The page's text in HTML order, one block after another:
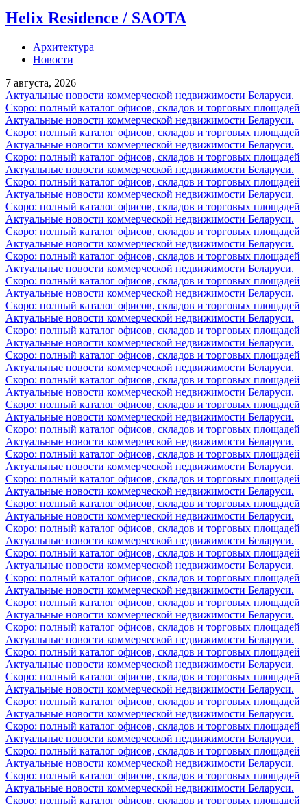
Helix Residence / SAOTA
Архитектура
Новости
7 августа, 2026
Актуальные новости коммерческой недвижимости Беларуси.
Скоро: полный каталог офисов, складов и торговых площадей
Актуальные новости коммерческой недвижимости Беларуси.
Скоро: полный каталог офисов, складов и торговых площадей
Актуальные новости коммерческой недвижимости Беларуси.
Скоро: полный каталог офисов, складов и торговых площадей
Актуальные новости коммерческой недвижимости Беларуси.
Скоро: полный каталог офисов, складов и торговых площадей
Актуальные новости коммерческой недвижимости Беларуси.
Скоро: полный каталог офисов, складов и торговых площадей
Актуальные новости коммерческой недвижимости Беларуси.
Скоро: полный каталог офисов, складов и торговых площадей
Актуальные новости коммерческой недвижимости Беларуси.
Скоро: полный каталог офисов, складов и торговых площадей
Актуальные новости коммерческой недвижимости Беларуси.
Скоро: полный каталог офисов, складов и торговых площадей
Актуальные новости коммерческой недвижимости Беларуси.
Скоро: полный каталог офисов, складов и торговых площадей
Актуальные новости коммерческой недвижимости Беларуси.
Скоро: полный каталог офисов, складов и торговых площадей
Актуальные новости коммерческой недвижимости Беларуси.
Скоро: полный каталог офисов, складов и торговых площадей
Актуальные новости коммерческой недвижимости Беларуси.
Скоро: полный каталог офисов, складов и торговых площадей
Актуальные новости коммерческой недвижимости Беларуси.
Скоро: полный каталог офисов, складов и торговых площадей
Актуальные новости коммерческой недвижимости Беларуси.
Скоро: полный каталог офисов, складов и торговых площадей
Актуальные новости коммерческой недвижимости Беларуси.
Скоро: полный каталог офисов, складов и торговых площадей
Актуальные новости коммерческой недвижимости Беларуси.
Скоро: полный каталог офисов, складов и торговых площадей
Актуальные новости коммерческой недвижимости Беларуси.
Скоро: полный каталог офисов, складов и торговых площадей
Актуальные новости коммерческой недвижимости Беларуси.
Скоро: полный каталог офисов, складов и торговых площадей
Актуальные новости коммерческой недвижимости Беларуси.
Скоро: полный каталог офисов, складов и торговых площадей
Актуальные новости коммерческой недвижимости Беларуси.
Скоро: полный каталог офисов, складов и торговых площадей
Актуальные новости коммерческой недвижимости Беларуси.
Скоро: полный каталог офисов, складов и торговых площадей
Актуальные новости коммерческой недвижимости Беларуси.
Скоро: полный каталог офисов, складов и торговых площадей
Актуальные новости коммерческой недвижимости Беларуси.
Скоро: полный каталог офисов, складов и торговых площадей
Актуальные новости коммерческой недвижимости Беларуси.
Скоро: полный каталог офисов, складов и торговых площадей
Актуальные новости коммерческой недвижимости Беларуси.
Скоро: полный каталог офисов, складов и торговых площадей
Актуальные новости коммерческой недвижимости Беларуси.
Скоро: полный каталог офисов, складов и торговых площадей
Актуальные новости коммерческой недвижимости Беларуси.
Скоро: полный каталог офисов, складов и торговых площадей
Актуальные новости коммерческой недвижимости Беларуси.
Скоро: полный каталог офисов, складов и торговых площадей
Актуальные новости коммерческой недвижимости Беларуси.
Скоро: полный каталог офисов, складов и торговых площадей